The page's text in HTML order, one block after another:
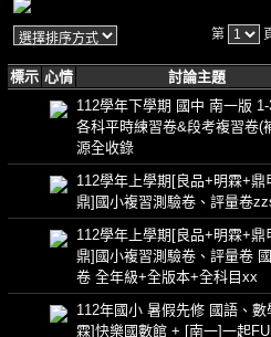
第
標示 心情
討論主題
112學年下學期 國中 南一版
各科平時練習卷&段考複習卷(
源全收錄
112學年上學期[良品+明霖+鼎
鼎]國小複習測驗卷、評量卷
112學年上學期[良品+明霖+鼎
鼎]國小複習測驗卷、評量卷
卷 全年級+全版本+全科目xx
112年國小 暑假先修 國語、數
霖]快樂國數館 + [南一]一起